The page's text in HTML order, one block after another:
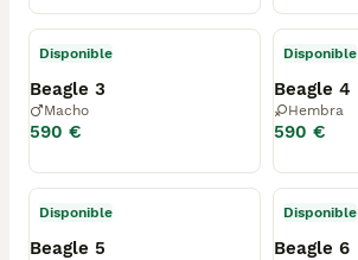
Disponible
Beagle 3
Macho
590 €
Disponible
Beagle 4
Hembra
590 €
Disponible
Beagle 5
Disponible
Beagle 6